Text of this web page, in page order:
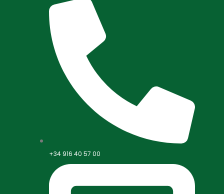
+34 916 40 57 00